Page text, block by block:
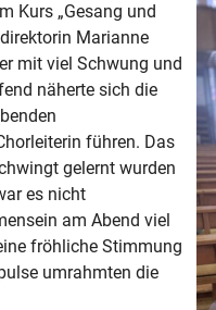
Kurs „Gesang und
Marianne
mit viel Schwung und
näherte sich die
führen. Das
gelernt wurden
es nicht
am Abend viel
fröhliche Stimmung
umrahmten die